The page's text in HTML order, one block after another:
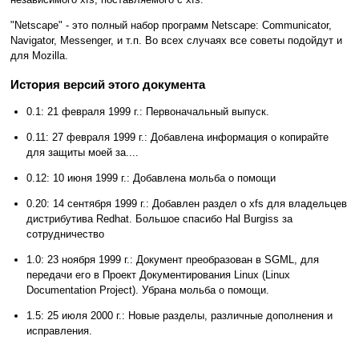
"Netscape" - это полный набор программ Netscape: Communicator,
Navigator, Messenger, и т.п. Во всех случаях все советы подойдут и
для Mozilla.
История версий этого документа
0.1: 21 февраля 1999 г.: Первоначальный выпуск.
0.11: 27 февраля 1999 г.: Добавлена информация о копирайте
для защиты моей за....
0.12: 10 июня 1999 г.: Добавлена мольба о помощи
0.20: 14 сентября 1999 г.: Добавлен раздел о xfs для владельцев
дистрибутива Redhat. Большое спасибо Hal Burgiss за
сотрудничество
1.0: 23 ноября 1999 г.: Документ преобразован в SGML, для
передачи его в Проект Документирования Linux (Linux
Documentation Project). Убрана мольба о помощи.
1.5: 25 июля 2000 г.: Новые разделы, различные дополнения и
исправления.